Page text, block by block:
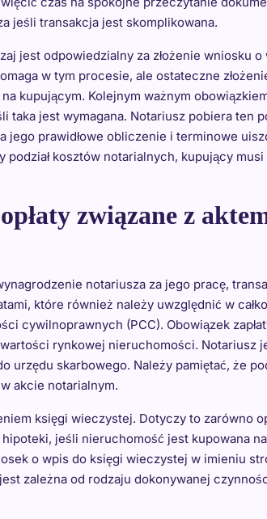
jeśli transakcja jest skomplikowana.
jest odpowiedzialny za złożenie wniosku
w tym procesie, ale ostateczne
kupującym. Kolejnym ważnym
jest wymagana. Notariusz pobiera ten
jego prawidłowe obliczenie i terminowe
kosztów notarialnych, kupujący
związane z
notariusza za jego pracę,
które również należy uwzględnić w
cywilnoprawnych (PCC). Obowiązek
rynkowej nieruchomości. Notariusz
urzędu skarbowego. Należy pamiętać, że
akcie notarialnym.
księgi wieczystej. Dotyczy to zarówno
jeśli nieruchomość jest kupowana
o wpis do księgi wieczystej w imieniu
zależna od rodzaju dokonywanej